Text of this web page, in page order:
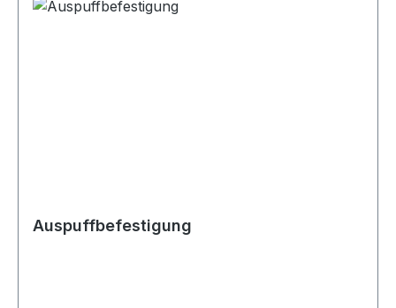
Auspuffbefestigung